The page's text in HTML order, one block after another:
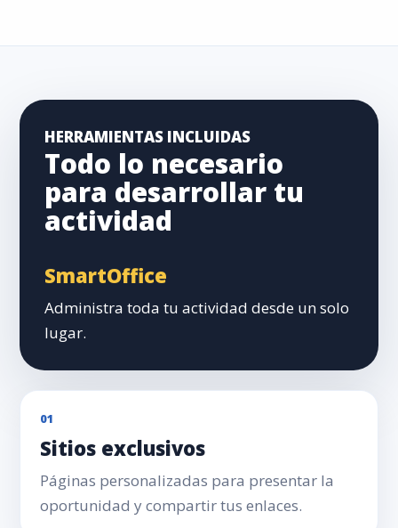
HERRAMIENTAS INCLUIDAS
Todo lo necesario
para desarrollar tu
actividad
SmartOffice
Administra toda tu actividad desde un solo
lugar.
01
Sitios exclusivos
Páginas personalizadas para presentar la
oportunidad y compartir tus enlaces.